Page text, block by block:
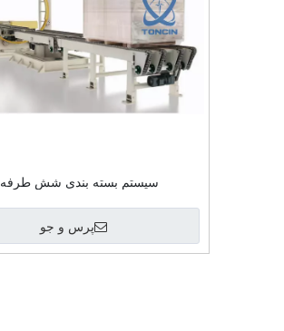
سیستم بسته بندی شش طرفه
پرس و جو